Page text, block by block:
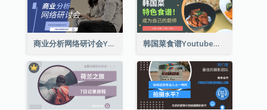
商业分析网络研讨会Youtube影片缩图 韩国菜食谱Youtube影片缩图